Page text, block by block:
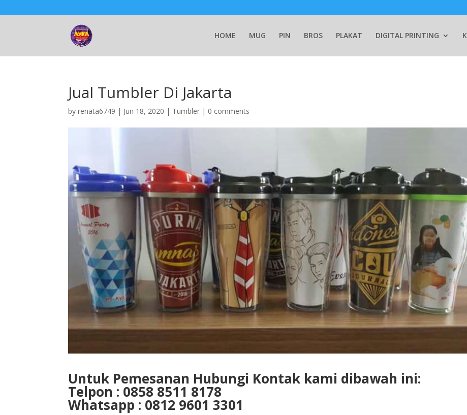
HOME MUG PIN BROS PLAKAT DIGITAL PRINTING
Jual Tumbler Di Jakarta
byrenata6749 | Jun 18, 2020 | Tumbler | 0 comments
Untuk Pemesanan Hubungi Kontak kami dibawah ini:
Telpon : 0858 8511 8178
Whatsapp : 0812 9601 3301